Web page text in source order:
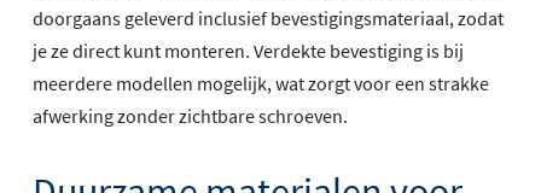
doorgaans geleverd inclusief bevestigingsmateriaal, zodat
je ze direct kunt monteren. Verdekte bevestiging is bij
meerdere modellen mogelijk, wat zorgt voor een strakke
afwerking zonder zichtbare schroeven.